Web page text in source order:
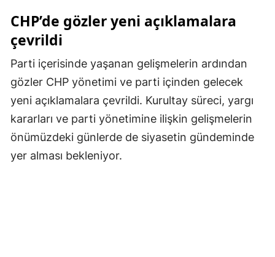
Yozgat
Zonguldak
Aksaray
CHP’de gözler yeni açıklamalara
çevrildi
Parti içerisinde yaşanan gelişmelerin ardından
gözler CHP yönetimi ve parti içinden gelecek
yeni açıklamalara çevrildi. Kurultay süreci, yargı
kararları ve parti yönetimine ilişkin gelişmelerin
önümüzdeki günlerde de siyasetin gündeminde
yer alması bekleniyor.